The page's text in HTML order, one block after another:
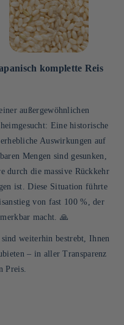
Produkt ist.
ein Getreide in seiner
bei uns begleitet Reis
natürlich oder mit
verziert werden.
komplette Reis
außergewöhnlichen
Eine historische
Auswirkungen auf
Mengen sind gesunken,
durch die massive Rückkehr
ist. Diese Situation führte
von fast 100 %, der
macht. 🙏
weiterhin bestrebt, Ihnen
– in aller Transparenz
Preis.